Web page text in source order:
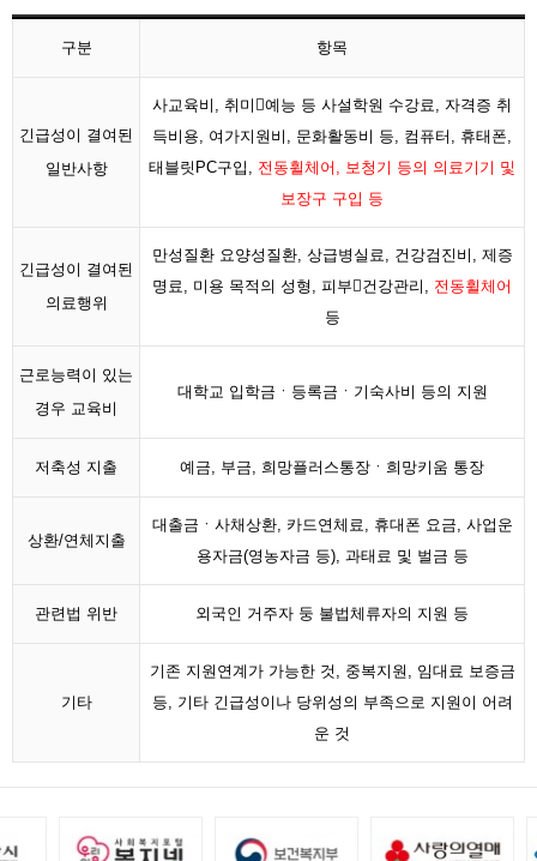
구분 항목
긴급성이 결여된
일반사항
사교육비, 취미예능 등 사설학원 수강료, 자격증 취
득비용, 여가지원비, 문화활동비 등, 컴퓨터, 휴태폰,
태블릿PC구입, 전동휠체어, 보청기 등의 의료기기 및
보장구 구입 등
긴급성이 결여된
의료행위
만성질환 요양성질환, 상급병실료, 건강검진비, 제증
명료, 미용 목적의 성형, 피부건강관리, 전동휠체어
등
근로능력이 있는
경우 교육비
대학교 입학금ㆍ등록금ㆍ기숙사비 등의 지원
저축성 지출 예금, 부금, 희망플러스통장ㆍ희망키움 통장
상환/연체지출
대출금ㆍ사채상환, 카드연체료, 휴대폰 요금, 사업운
용자금(영농자금 등), 과태료 및 벌금 등
관련법 위반 외국인 거주자 둥 불법체류자의 지원 등
기타
기존 지원연계가 가능한 것, 중복지원, 임대료 보증금
등, 기타 긴급성이나 당위성의 부족으로 지원이 어려
운 것